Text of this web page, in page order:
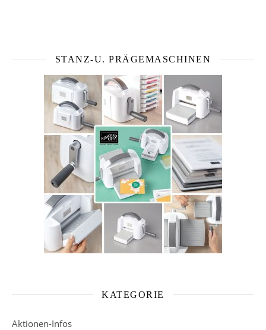
STANZ-U. PRÄGEMASCHINEN
KATEGORIE
Aktionen-Infos